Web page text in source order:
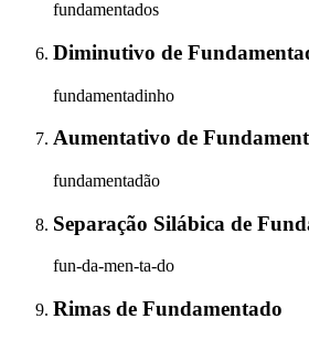
fundamentados
Diminutivo de
fundamentadinho
Aumentativo de
fundamentadão
Separação Silábica de
fun-da-men-ta-do
Rimas de Fundamentado